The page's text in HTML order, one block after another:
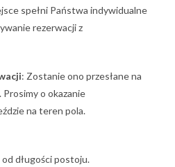
spełni Państwa indywidualne
rezerwacji z
: Zostanie ono przesłane na
Prosimy o okazanie
na teren pola.
od długości postoju.